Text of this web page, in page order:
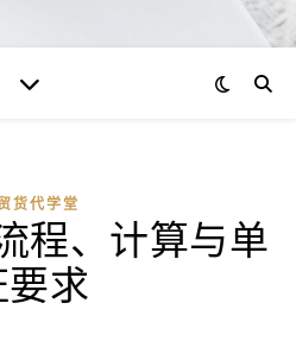
货代学堂
程、计算与单
要求